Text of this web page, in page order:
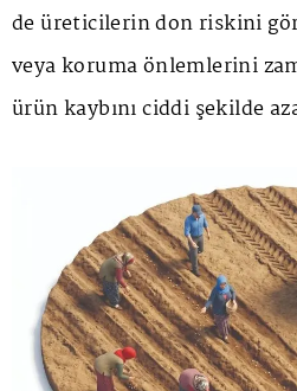
de üreticilerin don riskini
veya koruma önlemlerini
ürün kaybını ciddi şekilde